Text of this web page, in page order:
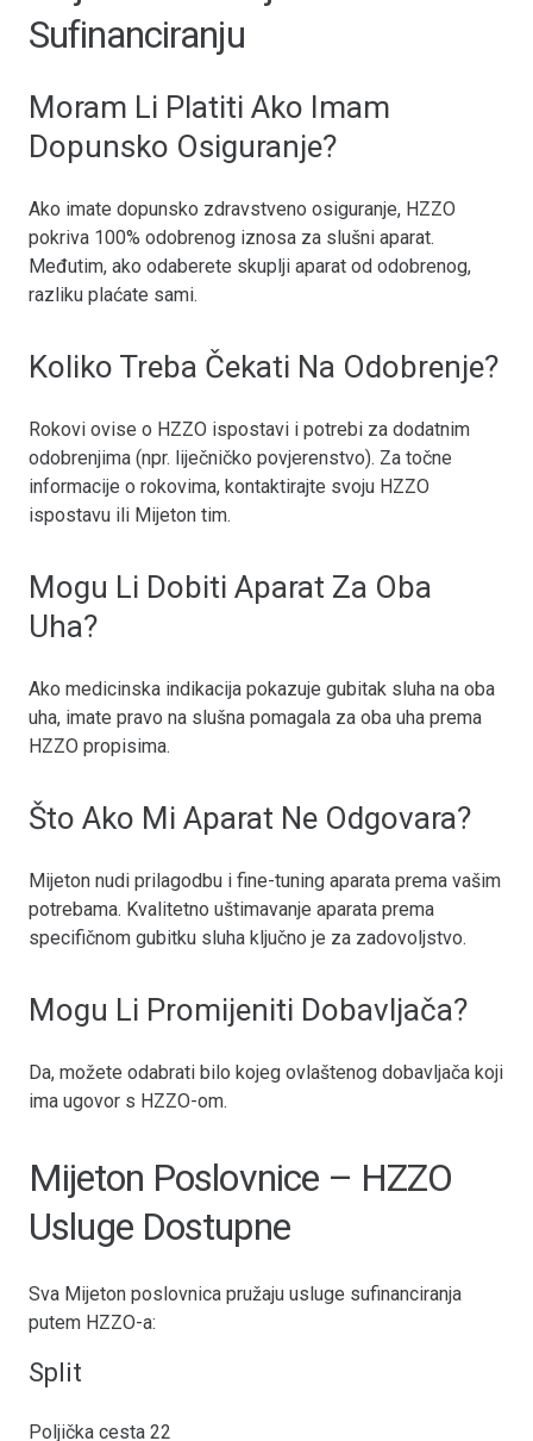
Sufinanciranju
Moram Li Platiti Ako Imam
Dopunsko Osiguranje?
Ako imate dopunsko zdravstveno osiguranje, HZZO
pokriva 100% odobrenog iznosa za slušni aparat.
Međutim, ako odaberete skuplji aparat od odobrenog,
razliku plaćate sami.
Koliko Treba Čekati Na Odobrenje?
Rokovi ovise o HZZO ispostavi i potrebi za dodatnim
odobrenjima (npr. liječničko povjerenstvo). Za točne
informacije o rokovima, kontaktirajte svoju HZZO
ispostavu ili Mijeton tim.
Mogu Li Dobiti Aparat Za Oba
Uha?
Ako medicinska indikacija pokazuje gubitak sluha na oba
uha, imate pravo na slušna pomagala za oba uha prema
HZZO propisima.
Što Ako Mi Aparat Ne Odgovara?
Mijeton nudi prilagodbu i fine-tuning aparata prema vašim
potrebama. Kvalitetno uštimavanje aparata prema
specifičnom gubitku sluha ključno je za zadovoljstvo.
Mogu Li Promijeniti Dobavljača?
Da, možete odabrati bilo kojeg ovlaštenog dobavljača koji
ima ugovor s HZZO-om.
Mijeton Poslovnice – HZZO
Usluge Dostupne
Sva Mijeton poslovnica pružaju usluge sufinanciranja
putem HZZO-a:
Split
Poljička cesta 22